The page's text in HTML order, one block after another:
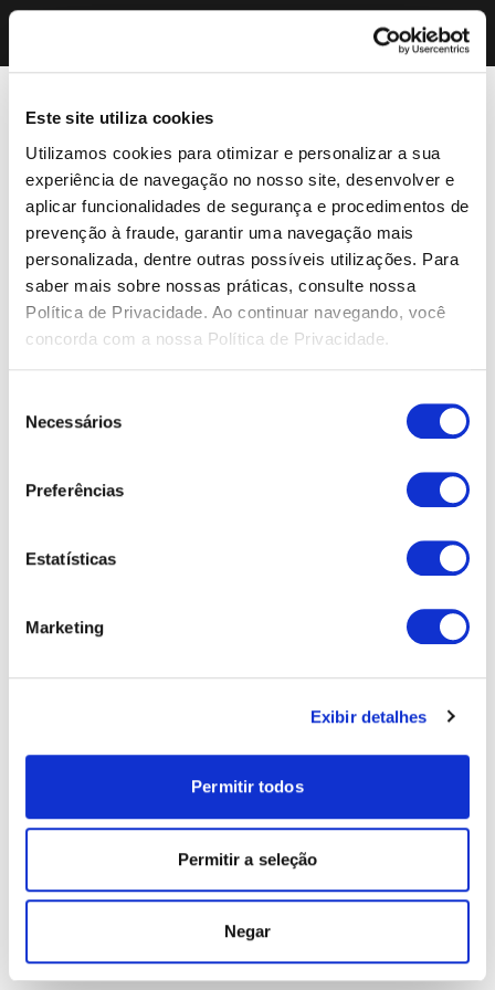
Este site utiliza cookies
Utilizamos cookies para otimizar e personalizar a sua
experiência de navegação no nosso site, desenvolver e
aplicar funcionalidades de segurança e procedimentos de
prevenção à fraude, garantir uma navegação mais
personalizada, dentre outras possíveis utilizações. Para
saber mais sobre nossas práticas, consulte nossa
Política de Privacidade. Ao continuar navegando, você
concorda com a nossa Política de Privacidade.
Necessários
Preferências
Estatísticas
Marketing
Exibir detalhes
Permitir todos
Permitir a seleção
Negar